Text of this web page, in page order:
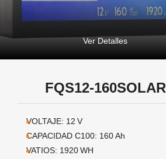
Ver Detalles
FQS12-160SOLAR
VOLTAJE: 12 V
CAPACIDAD C100: 160Ah
VATIOS: 1920WH